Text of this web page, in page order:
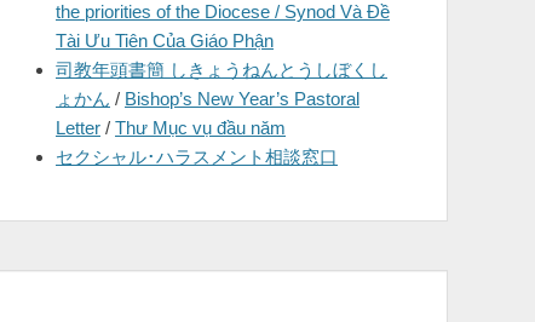
the priorities of the Diocese / Synod Và Đề
Tài Ưu Tiên Của Giáo Phận
司教年頭書簡 しきょうねんとうしぼくし
ょかん / Bishop’s New Year’s Pastoral
Letter / Thư Mục vụ đầu năm
セクシャル･ハラスメント相談窓口